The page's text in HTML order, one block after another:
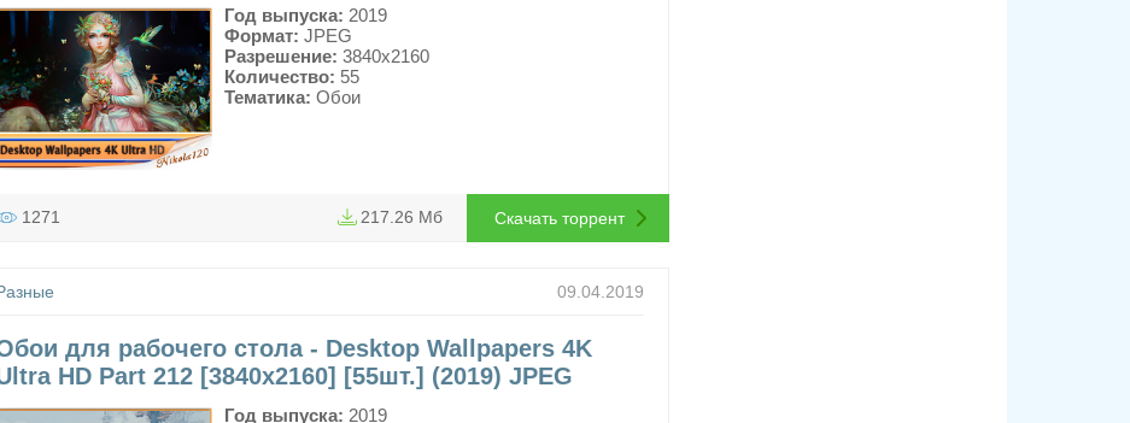
Год выпуска: 2019
Формат: JPEG
Разрешение: 3840x2160
Количество: 55
Тематика: Обои
Скачать торрент
1271 217.26 Мб
09.04.2019
для рабочего стола - Desktop Wallpapers 4K
HD Part 212 [3840x2160] [55шт.] (2019) JPEG
Год выпуска: 2019